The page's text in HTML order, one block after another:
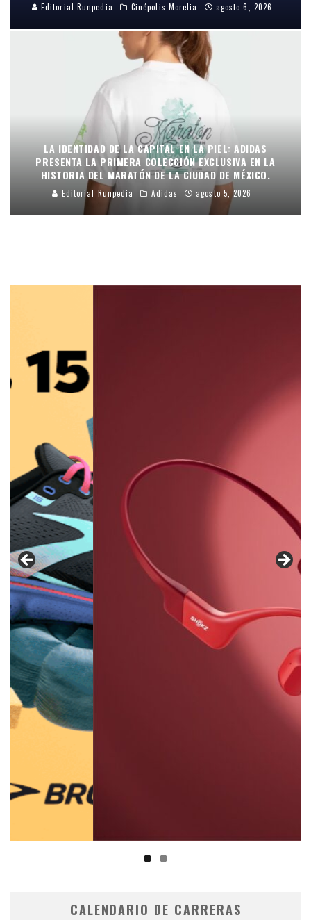
Editorial Runpedia Cinépolis Morelia agosto 6, 2026
LA IDENTIDAD DE LA CAPITAL EN LA PIEL: ADIDAS
PRESENTA LA PRIMERA COLECCIÓN EXCLUSIVA EN LA
HISTORIA DEL MARATÓN DE LA CIUDAD DE MÉXICO.
Editorial Runpedia Adidas agosto 5, 2026
CALENDARIO DE CARRERAS